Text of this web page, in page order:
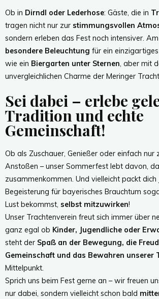
Ob in Dirndl oder Lederhose: Gäste, die in
tragen nicht nur zur stimmungsvollen
sondern erleben das Fest noch intensiver.
besondere Beleuchtung für ein
wie ein Biergarten unter Sternen, aber mit
unvergleichlichen Charme der Meringer
Sei dabei – erlebe
Tradition und echte
Gemeinschaft!
Ob als Zuschauer, Genießer oder einfach nur
Anstoßen – unser Sommerfest lebt davon,
zusammenkommen. Und vielleicht packt dich
Begeisterung für bayerisches Brauchtum
Lust bekommst, selbst mitzuwirken!
Unser Trachtenverein freut sich immer über
ganz egal ob Kinder, Jugendliche oder
steht der Spaß an der Bewegung, die
Gemeinschaft und das Bewahren unserer
Mittelpunkt.
Sprich uns beim Fest gerne an – wir freuen
nur dabei, sondern vielleicht schon bald